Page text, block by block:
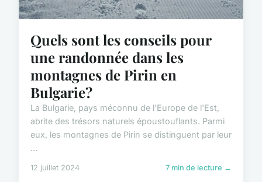
Quels sont les conseils pour
une randonnée dans les
montagnes de Pirin en
Bulgarie?
La Bulgarie, pays méconnu de l'Europe de l'Est,
abrite des trésors naturels époustouflants. Parmi
eux, les montagnes de Pirin se distinguent par leur
...
12 juillet 2024 7 min de lecture →